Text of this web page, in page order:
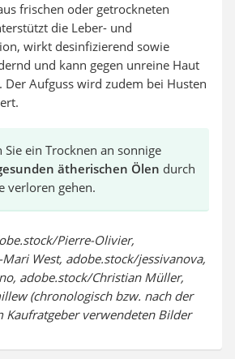
frischen oder getrockneten
die Leber- und
wirkt desinfizierend sowie
und kann gegen unreine Haut
Der Aufguss wird zudem bei Husten
Sie ein Trocknen an sonnige
ätherischen Ölen durch
verloren gehen.
Pierre-Olivier,
West, adobe.stock/jessivanova,
adobe.stock/Christian Müller,
(chronologisch bzw. nach der
Kaufratgeber verwendeten Bilder